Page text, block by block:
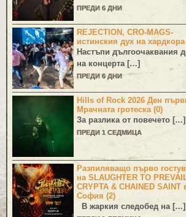
ПРЕДИ 6 ДНИ
REJECTION, CRO-MAGS-
истинския дух на хардкора
Настъпи дългоочаквания
на концерта […]
ПРЕДИ 6 ДНИ
Hills of Rock 2026 Ден
Мрачната гротеска (0)
За разлика от повечето […]
ПРЕДИ 1 СЕДМИЦА
Разпиляващо първо
на SLAUGHTER TO
CRYPTA & CHAINED SAINT
София (2)
В жаркия следобед на […]